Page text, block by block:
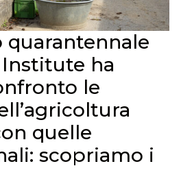
quarantennale
ha
le
quelle
scopriamo i